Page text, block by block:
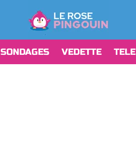
SONDAGES VEDETTE TELE